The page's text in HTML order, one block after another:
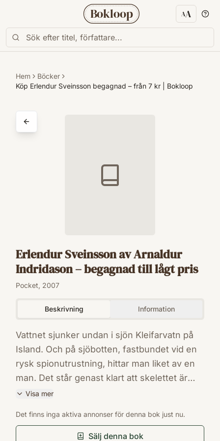
Bokloop AA
Hem
Böcker
Köp Erlendur Sveinsson begagnad – från 7 kr | Bokloop
Erlendur Sveinsson av Arnaldur
Indridason – begagnad till lågt pris
Pocket, 2007
Beskrivning Information
Vattnet sjunker undan i sjön Kleifarvatn på
Island. Och på sjöbotten, fastbundet vid en
rysk spionutrustning, hittar man liket av en
man. Det står genast klart att skelettet är
gammalt, och allt pekar på att brottet har
Samtidigt som Erlendur och hans kollegor
jobbar sig bakåt i tiden med hjälp av olika
Visa mer
9789172638174
Det finns inga aktiva annonser för denna bok just nu.
Sälj denna bok